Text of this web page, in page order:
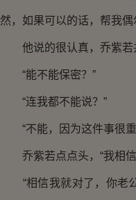
然，如果可以的话，帮我
他说的很认真，乔紫若
“能不能保密？”
“连我都不能说？”
“不能，因为这件事很重
乔紫若点点头，“我相信
“相信我就对了，你老公